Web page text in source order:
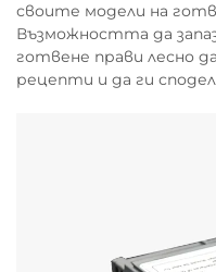
своите модели на
Възможността да
готвене прави лесно
рецепти и да ги